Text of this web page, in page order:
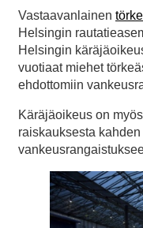
Vastaavanlainen
Helsingin
Helsingin
vuotiaat miehet
ehdottomiin
Käräjäoikeus on
raiskauksesta